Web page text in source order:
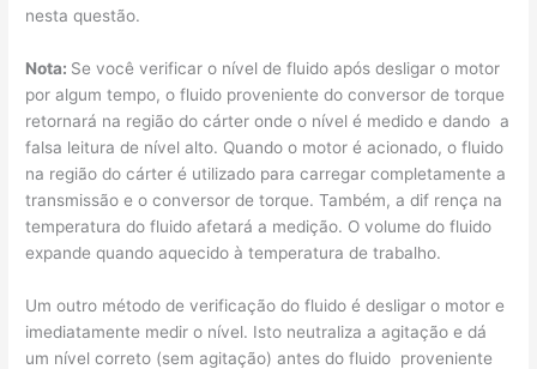
nesta questão.
Nota: Se você verificar o nível de fluido após desligar o motor
por algum tempo, o fluido proveniente do conversor de torque
retornará na região do cárter onde o nível é medido e dando a
falsa leitura de nível alto. Quando o motor é acionado, o fluido
na região do cárter é utilizado para carregar completamente a
transmissão e o conversor de torque. Também, a dif rença na
temperatura do fluido afetará a medição. O volume do fluido
expande quando aquecido à temperatura de trabalho.
Um outro método de verificação do fluido é desligar o motor e
imediatamente medir o nível. Isto neutraliza a agitação e dá
um nível correto (sem agitação) antes do fluido proveniente